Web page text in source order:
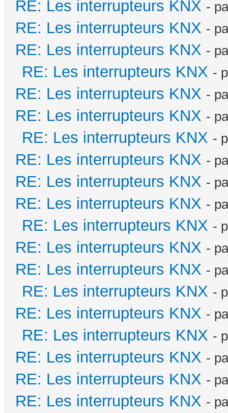
RE: Les interrupteurs KNX -
RE: Les interrupteurs KNX -
RE: Les interrupteurs KNX -
RE: Les interrupteurs KNX -
RE: Les interrupteurs KNX -
RE: Les interrupteurs KNX -
RE: Les interrupteurs KNX -
RE: Les interrupteurs KNX -
RE: Les interrupteurs KNX -
RE: Les interrupteurs KNX -
RE: Les interrupteurs KNX -
RE: Les interrupteurs KNX -
RE: Les interrupteurs KNX -
RE: Les interrupteurs KNX -
RE: Les interrupteurs KNX -
RE: Les interrupteurs KNX -
RE: Les interrupteurs KNX -
RE: Les interrupteurs KNX -
RE: Les interrupteurs KNX -